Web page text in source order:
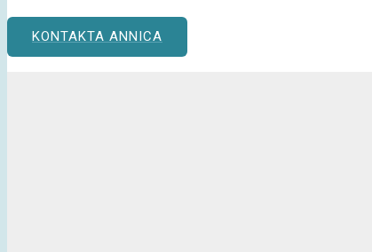
KONTAKTA ANNICA